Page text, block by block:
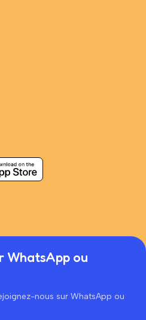
WhatsApp ou
nous sur WhatsApp ou